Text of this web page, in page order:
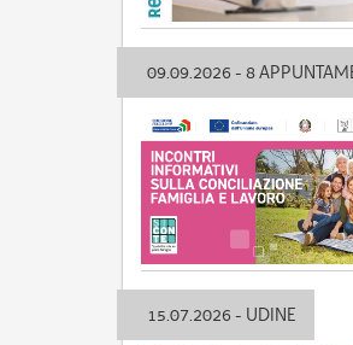
09.09.2026 - 8
15.07.2026 - UDINE